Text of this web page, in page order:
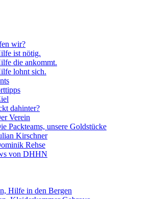
wir?
ist nötig.
die ankommt.
lohnt sich.
dahinter?
Verein
Packteams, unsere Goldstücke
Kirschner
Rehse
von DHHN
Hilfe in den Bergen